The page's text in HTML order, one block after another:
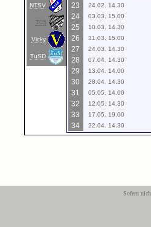
NTSV
T05
Vicky
TuSD
23 24.02. 14.30
24 03.03. 15.00
25 10.03. 14.30
26 31.03. 15.00
27 24.03. 14.30
28 07.04. 14.30
29 13.04. 14.00
30 28.04. 14.30
31 05.05. 14.00
32 12.05. 14.30
33 17.05. 19.00
34 22.04. 14.30
Sofern